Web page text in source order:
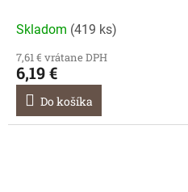
Skladom (419 ks)
7,61 € vrátane DPH
6,19 €
Do košíka